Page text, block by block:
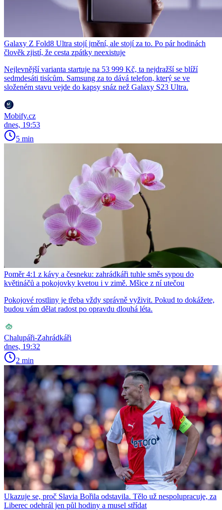
Galaxy Z Fold8 Ultra stojí jmění, ale stojí za to. Po pár hodinách
člověk zjistí, že cesta zpátky neexistuje
Nejlevnější varianta startuje na 53 999 Kč, ta nejdražší se blíží
sedmdesáti tisícům. Samsung za to dává telefon, který se ve
složeném stavu vejde do kapsy snáz než Galaxy S23 Ultra.
Mobify.cz
dnes, 19:53
5 min
Poměr 4:1 z kávy a česneku: zahrádkáři tuhle směs sypou do
květináčů a pokojovky kvetou i v zimě. Mšice z ní utečou
Pokojové rostliny je třeba vždy správně vyživit. Pokud to dokážete,
budou vám dělat radost po opravdu dlouhá léta.
Chalupáři-Zahrádkáři
dnes, 19:32
2 min
Ukazuje se, proč Slavia Bořila odstavila. Tělo už nespolupracuje, za
Liberec odehrál jen půl hodiny a musel střídat